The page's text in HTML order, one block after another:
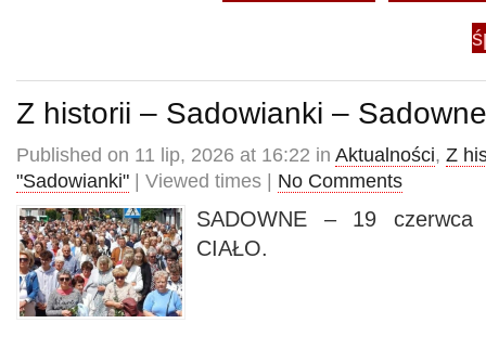
Z historii – Sadowianki –
Published on 11 lip, 2026 at 16:22 in Aktualności, Z
"Sadowianki" | Viewed times | No Comments
SADOWNE – 19
CIAŁO.